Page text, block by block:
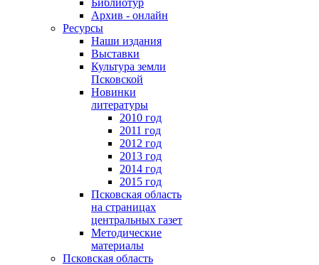
Библиотур
Архив - онлайн
Ресурсы
Наши издания
Выставки
Культура земли
Псковской
Новинки
литературы
2010 год
2011 год
2012 год
2013 год
2014 год
2015 год
Псковская область
на страницах
центральных газет
Методические
материалы
Псковская область